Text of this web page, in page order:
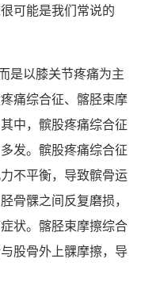
可能是我们常说的
是以膝关节疼痛为主
痛综合征、髂胫束摩
中，髌股疼痛综合征
发。髌股疼痛综合征
不平衡，导致髌骨运
骨髁之间反复磨损，
状。髂胫束摩擦综合
股骨外上髁摩擦，导